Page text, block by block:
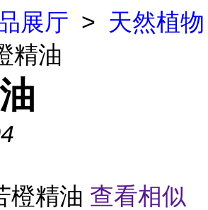
展厅 > 天然植物
精油
橙精油 查看相似